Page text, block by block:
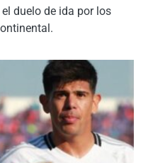
duelo de ida por los